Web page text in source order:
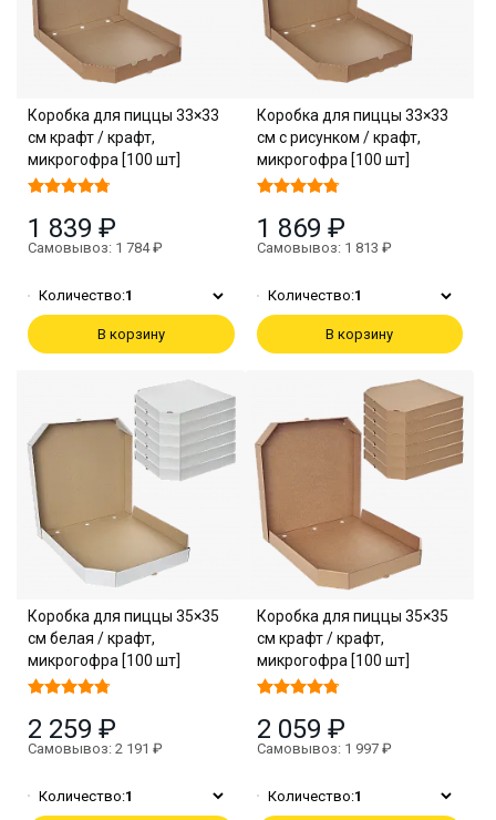
Коробка для пиццы 33×33
см крафт / крафт,
микрогофра [100 шт]
1 839 ₽
Самовывоз: 1 784 ₽
Количество:1
В корзину
Коробка для пиццы 33×33
см с рисунком / крафт,
микрогофра [100 шт]
1 869 ₽
Самовывоз: 1 813 ₽
Количество:1
В корзину
Коробка для пиццы 35×35
см белая / крафт,
микрогофра [100 шт]
2 259 ₽
Самовывоз: 2 191 ₽
Количество:1
Коробка для пиццы 35×35
см крафт / крафт,
микрогофра [100 шт]
2 059 ₽
Самовывоз: 1 997 ₽
Количество:1